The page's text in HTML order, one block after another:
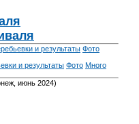
и результаты Фото
и результаты Фото Много
июнь 2024)